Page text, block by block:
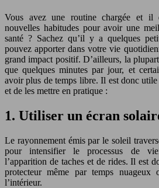
Vous avez une routine chargée et il
nouvelles habitudes pour avoir une
santé ? Sachez qu’il y a quelques
pouvez apporter dans votre vie
grand impact positif. D’ailleurs, la
que quelques minutes par jour, et
avoir plus de temps libre. Il est donc
et de les mettre en pratique :
1. Utiliser un écran
Le rayonnement émis par le soleil
pour intensifier le processus de
l’apparition de taches et de rides. Il est
protecteur même par temps nuageux
l’intérieur.